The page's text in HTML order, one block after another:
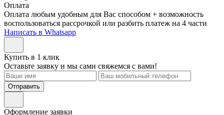
Оплата
Оплата любым удобным для Вас способом + возможность
воспользоваться рассрочкой или разбить платеж на 4 части
Написать в Whatsapp
Купить в 1 клик
Оставьте заявку и мы сами свяжемся с вами!
Отправить
Оформление заявки